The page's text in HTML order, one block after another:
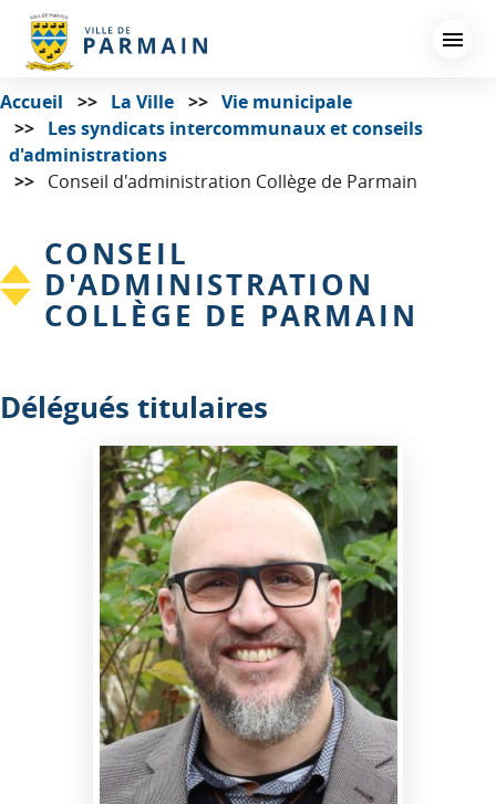
principal
Accueil La Ville
Vie municipale
Les syndicats intercommunaux et conseils
d'administrations
Conseil d'administration Collège de Parmain
CONSEIL
D'ADMINISTRATION
COLLÈGE DE PARMAIN
Délégués titulaires